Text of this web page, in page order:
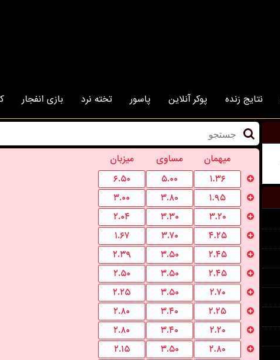
نتایج زنده پوکر آنلاین پاسور تخته نرد بازی انفجار
میزبان مساوی
میهمان
۶.۵۰ ۵.۰۰
۱.۳۶
۳.۰۰ ۳.۸۰
۱.۹۵
۲.۰۴ ۳.۳۰
۳.۲۰
۱.۶۷ ۳.۷۰
۴.۲۵
۲.۳۹ ۳.۵۰
۲.۴۵
۲.۵۰ ۳.۵۰
۲.۴۵
۲.۲۵ ۳.۵۰
۲.۷۰
۲.۸۰ ۳.۴۰
۲.۲۵
۲.۸۰ ۳.۴۰
۲.۲۰
۲.۱۵ ۳.۵۰
۲.۸۰